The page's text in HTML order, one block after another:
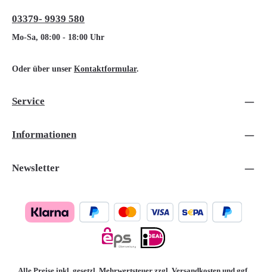
03379- 9939 580
Mo-Sa, 08:00 - 18:00 Uhr
Oder über unser Kontaktformular.
Service
Informationen
Newsletter